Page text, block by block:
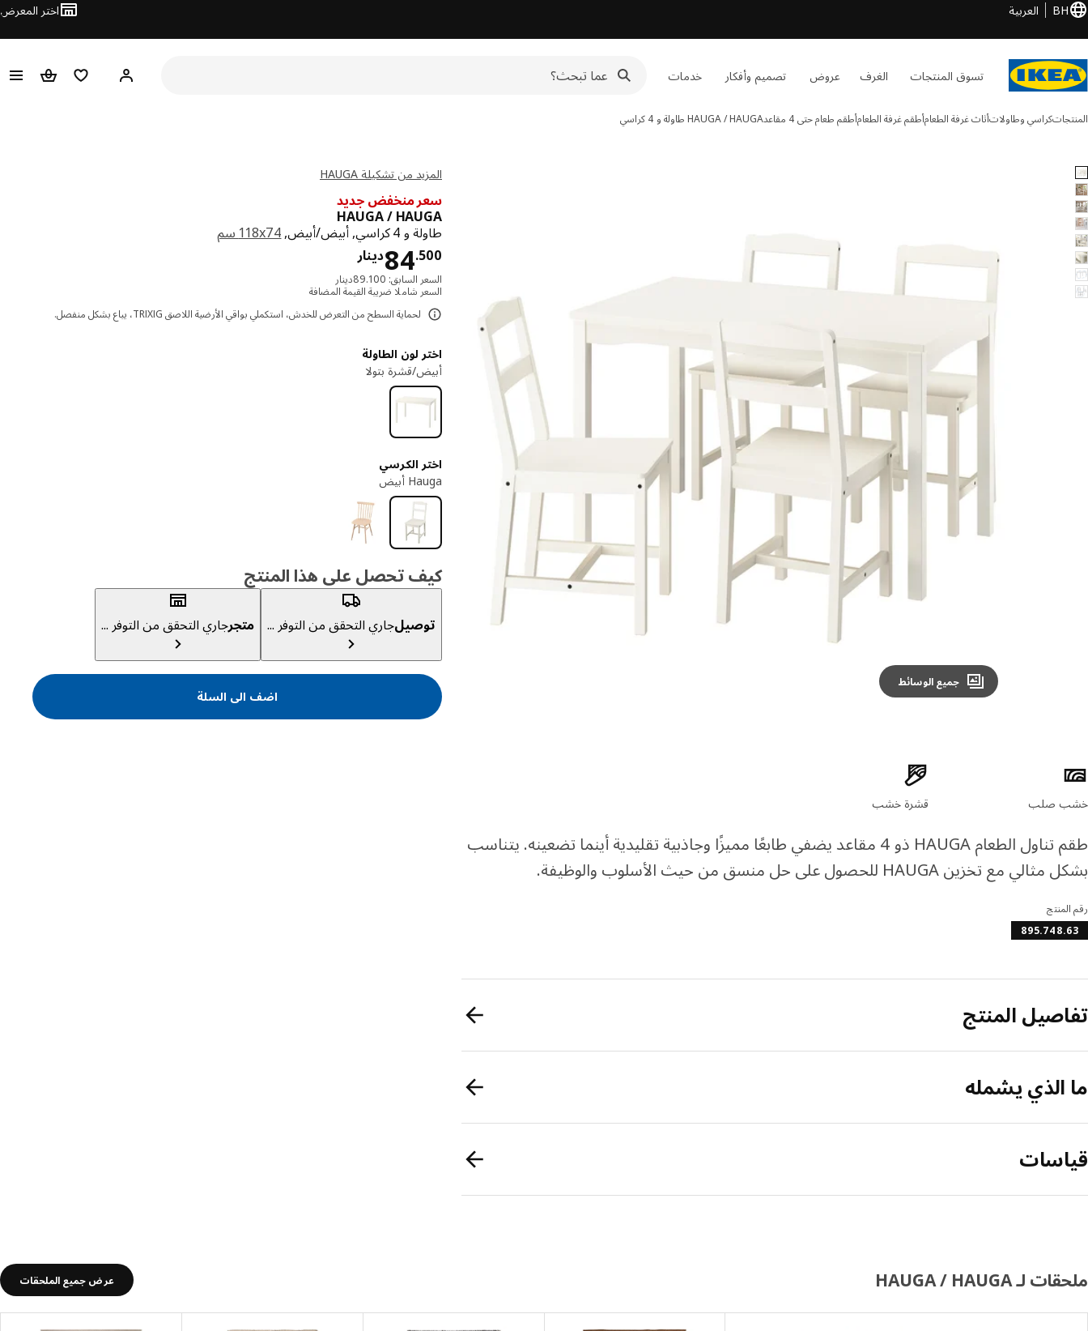
BH العربية اختر المعرض
تسوق المنتجات الغرف عروض تصميم وأفكار خدمات مرحبًا! سجل الدخول
قائمة المفضلة
سلة
المنتجاتكراسي وطاولاتأثاث غرفة الطعامأطقم غرفة الطعامأطقم طعام حتى 4 مقاعد HAUGA / HAUGA طاولة و 4 كراسي
8 HAUGA / HAUGA الصور الصور
Image zoomed out, normal view
جميع الوسائط
المزيد من تشكيلة HAUGA
سعر منخفض جديد
HAUGA / HAUGA
طاولة و 4 كراسي, أبيض/أبيض,
‎118x74 سم‏
دينار84.500 دينار 84.500
السعر السابق: ‭89.100‬دينار
السعر شاملا ضريبة القيمة المضافة
لحماية السطح من التعرض للخدش، استكملي بواقي الأرضية اللاصق TRIXIG، يباع بشكل منفصل.
اختر لون الطاولة
أبيض/قشرة بتولا
اختر الكرسي
Hauga أبيض
كيف تحصل على هذا المنتج
توصيلجاري التحقق من التوفر ... متجرجاري التحقق من التوفر ...
اضف الى السلة
خصائص المنتج
خشب صلب قشرة خشب
طقم تناول الطعام HAUGA ذو 4 مقاعد يضفي طابعًا مميزًا وجاذبية تقليدية أينما تضعينه. يتناسب
بشكل مثالي مع تخزين HAUGA للحصول على حل منسق من حيث الأسلوب والوظيفة.
رقم المنتج
895.748.63
تفاصيل المنتج
ما الذي يشمله
قياسات
ملحقات لـ HAUGA / HAUGA عرض جميع الملحقات